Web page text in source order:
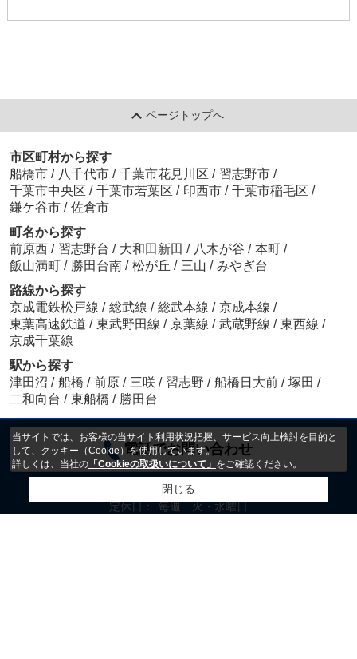
ページトップへ
市区町村から探す
船橋市 / 八千代市 / 千葉市花見川区 / 習志野市 /
千葉市中央区 / 千葉市若葉区 / 印西市 / 千葉市稲毛区 /
鎌ケ谷市 / 佐倉市
町名から探す
前原西 / 習志野台 / 大和田新田 / 八木が谷 / 本町 /
飯山満町 / 勝田台南 / 松が丘 / 三山 / みやぎ台
路線から探す
京成電鉄松戸線 / 総武線 / 総武本線 / 京成本線 /
東葉高速鉄道 / 東武野田線 / 京葉線 / 武蔵野線 / 東西線 /
京成千葉線
駅から探す
津田沼 / 船橋 / 前原 / 三咲 / 習志野 / 船橋日大前 / 塚田 /
二和向台 / 東船橋 / 勝田台
電話でお問い合わせ
営業時間： 9:30～19：00
定休日： 毎週 火・水曜日
当サイトでは、お客様の当サイト利用状況把握、サービス向上検討を目的と
して、クッキー（Cookie）を使用しています。
詳しくは、当社の 「Cookieの取扱いについて」 をご確認ください。
閉じる